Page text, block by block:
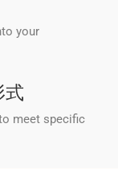
your
meet specific